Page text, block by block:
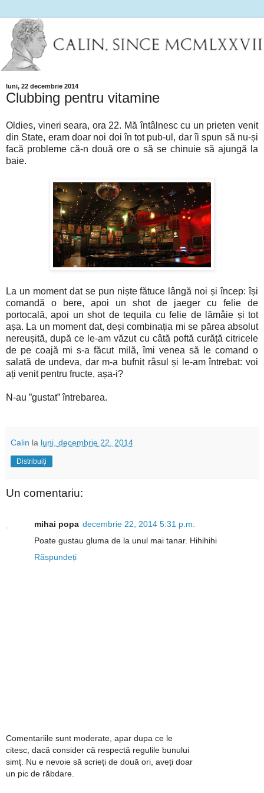
luni, 22 decembrie 2014
Clubbing pentru vitamine
Oldies, vineri seara, ora 22. Mă întâlnesc cu un prieten venit
din State, eram doar noi doi în tot pub-ul, dar îi spun să nu-și
facă probleme că-n două ore o să se chinuie să ajungă la
baie.
La un moment dat se pun niște fătuce lângă noi și încep: își
comandă o bere, apoi un shot de jaeger cu felie de
portocală, apoi un shot de tequila cu felie de lămâie și tot
așa. La un moment dat, deși combinația mi se părea absolut
nereușită, după ce le-am văzut cu câtă poftă curăță citricele
de pe coajă mi s-a făcut milă, îmi venea să le comand o
salată de undeva, dar m-a bufnit râsul și le-am întrebat: voi
ați venit pentru fructe, așa-i?
N-au ”gustat” întrebarea.
Calin la luni, decembrie 22, 2014
Distribuiți
Un comentariu:
mihai popa decembrie 22, 2014 5:31 p.m.
Poate gustau gluma de la unul mai tanar. Hihihihi
Răspundeți
Comentariile sunt moderate, apar dupa ce le
citesc, dacă consider că respectă regulile bunului
simț. Nu e nevoie să scrieți de două ori, aveți doar
un pic de răbdare.